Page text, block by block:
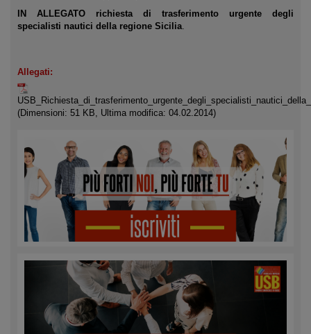
IN ALLEGATO richiesta di trasferimento urgente degli
specialisti nautici della regione Sicilia
Allegati:
(Dimensioni: 51 KB, Ultima modifica: 04.02.2014)